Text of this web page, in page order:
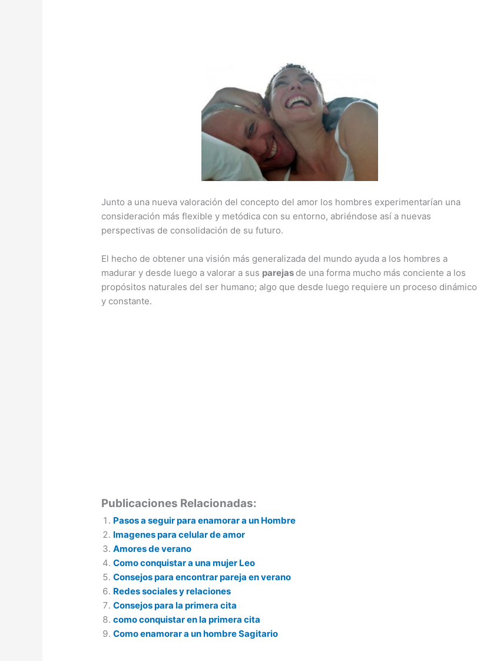
Junto a una nueva valoración del concepto del amor los hombres experimentarían una
consideración más flexible y metódica con su entorno, abriéndose así a nuevas
perspectivas de consolidación de su futuro.
El hecho de obtener una visión más generalizada del mundo ayuda a los hombres a
madurar y desde luego a valorar a sus parejas de una forma mucho más conciente a los
propósitos naturales del ser humano; algo que desde luego requiere un proceso dinámico
y constante.
Publicaciones Relacionadas:
Pasos a seguir para enamorar a un Hombre
Imagenes para celular de amor
Amores de verano
Como conquistar a una mujer Leo
Consejos para encontrar pareja en verano
Redes sociales y relaciones
Consejos para la primera cita
como conquistar en la primera cita
Como enamorar a un hombre Sagitario